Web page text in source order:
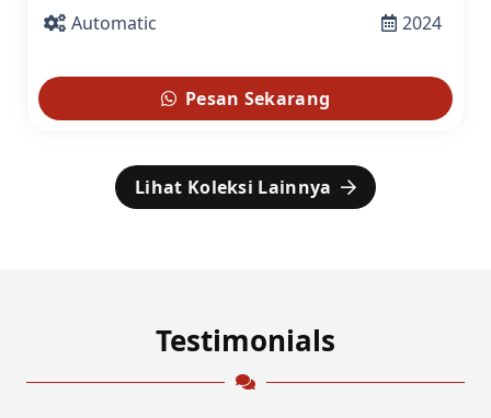
Automatic
2024
Pesan Sekarang
Lihat Koleksi Lainnya
Testimonials